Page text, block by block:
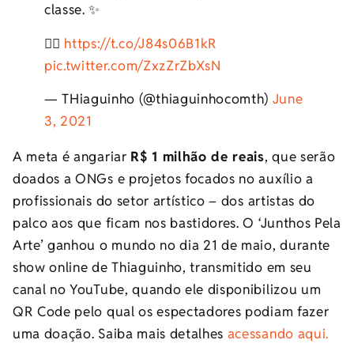
classe. ✨
👉🏿 https://t.co/J84s06B1kR
pic.twitter.com/ZxzZrZbXsN
— THiaguinho (@thiaguinhocomth) June
3, 2021
A meta é angariar R$ 1 milhão de reais, que serão
doados a ONGs e projetos focados no auxílio a
profissionais do setor artístico – dos artistas do
palco aos que ficam nos bastidores. O ‘Junthos Pela
Arte’ ganhou o mundo no dia 21 de maio, durante
show online de Thiaguinho, transmitido em seu
canal no YouTube, quando ele disponibilizou um
QR Code pelo qual os espectadores podiam fazer
uma doação. Saiba mais detalhes acessando aqui.